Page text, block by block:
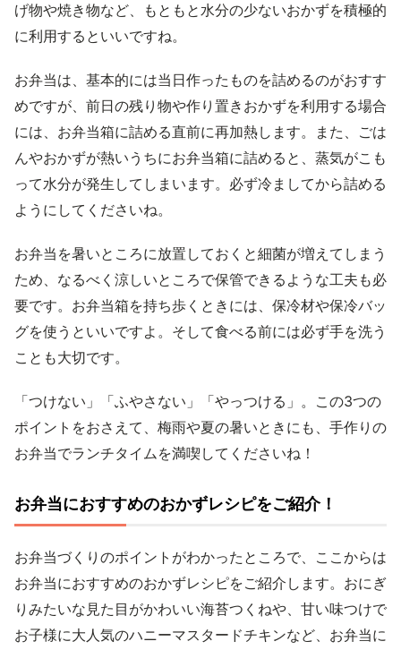
げ物や焼き物など、もともと水分の少ないおかずを積極的
に利用するといいですね。
お弁当は、基本的には当日作ったものを詰めるのがおすす
めですが、前日の残り物や作り置きおかずを利用する場合
には、お弁当箱に詰める直前に再加熱します。また、ごは
んやおかずが熱いうちにお弁当箱に詰めると、蒸気がこも
って水分が発生してしまいます。必ず冷ましてから詰める
ようにしてくださいね。
お弁当を暑いところに放置しておくと細菌が増えてしまう
ため、なるべく涼しいところで保管できるような工夫も必
要です。お弁当箱を持ち歩くときには、保冷材や保冷バッ
グを使うといいですよ。そして食べる前には必ず手を洗う
ことも大切です。
「つけない」「ふやさない」「やっつける」。この3つの
ポイントをおさえて、梅雨や夏の暑いときにも、手作りの
お弁当でランチタイムを満喫してくださいね！
お弁当におすすめのおかずレシピをご紹介！
お弁当づくりのポイントがわかったところで、ここからは
お弁当におすすめのおかずレシピをご紹介します。おにぎ
りみたいな見た目がかわいい海苔つくねや、甘い味つけで
お子様に大人気のハニーマスタードチキンなど、お弁当に